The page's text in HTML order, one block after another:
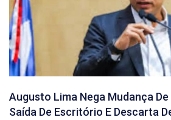
Augusto Lima Nega Mudança
Saída De Escritório E Descarta